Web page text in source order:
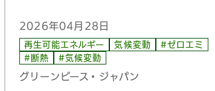
2026年04月28日
再生可能エネルギー 気候変動
#ゼロエミ
#断熱
#気候変動
グリーンピース・ジャパン